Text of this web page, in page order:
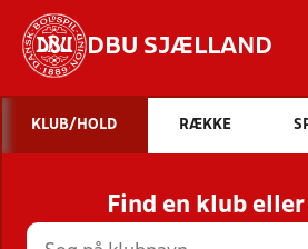
DBU SJÆLLAND
STILLINGER,
HOLD
KLUB/HOLD RÆKKE
Find en klub